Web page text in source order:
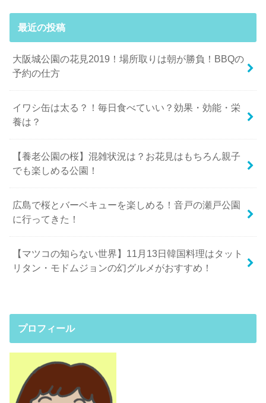
最近の投稿
大阪城公園の花見2019！場所取りは朝が勝負！BBQの
予約の仕方
イワシ缶は太る？！毎日食べていい？効果・効能・栄
養は？
【養老公園の桜】混雑状況は？お花見はもちろん親子
でも楽しめる公園！
広島で桜とバーベキューを楽しめる！音戸の瀬戸公園
に行ってきた！
【マツコの知らない世界】11月13日韓国料理はタット
リタン・モドムジョンの幻グルメがおすすめ！
プロフィール